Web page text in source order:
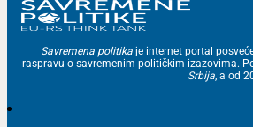
Savremena politika je internet portal
raspravu o savremenim političkim izazovima.
Srbija, a od